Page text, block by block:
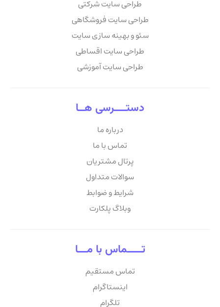
طراحی سایت شرکتی
طراحی سایت فروشگاهی
سئو و بهینه سازی سایت
طراحی سایت اقساطی
طراحی سایت آموزشی
دستــــرسی هــا
درباره ما
تماس با ما
پرتال مشتریان
سوالات متداول
شرایط و ضوابط
وبلاگ پلکارت
تـــــماس با مـــا
تماس مستقیم
اینستاگرام
تلگرام